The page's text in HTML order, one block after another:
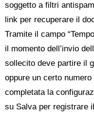
soggetto a filtri
link per recuperare il
Tramite il campo
il momento dell’invio
sollecito deve partire il
oppure un certo
completata la
su Salva per registrare